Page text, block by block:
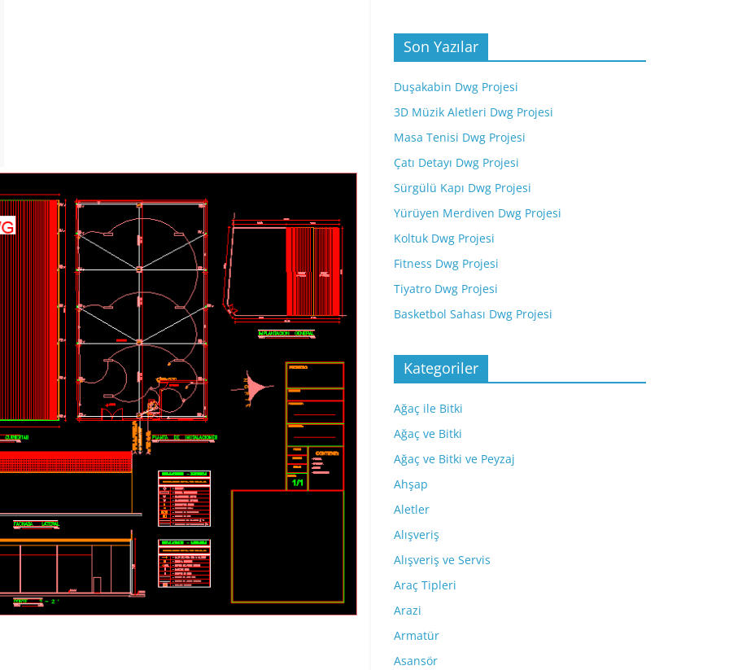
Son Yazılar
Duşakabin Dwg Projesi
3D Müzik Aletleri Dwg Projesi
Masa Tenisi Dwg Projesi
Çatı Detayı Dwg Projesi
Sürgülü Kapı Dwg Projesi
Yürüyen Merdiven Dwg Projesi
Koltuk Dwg Projesi
Fitness Dwg Projesi
Tiyatro Dwg Projesi
Basketbol Sahası Dwg Projesi
Kategoriler
Ağaç ile Bitki
Ağaç ve Bitki
Ağaç ve Bitki ve Peyzaj
Ahşap
Aletler
Alışveriş
Alışveriş ve Servis
Araç Tipleri
Arazi
Armatür
Asansör